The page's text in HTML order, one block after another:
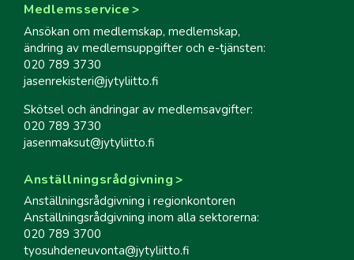
Medlemsservice
Ansökan om medlemskap, medlemskap,
ändring av medlemsuppgifter och e-tjänsten:
020 789 3730
jasenrekisteri@jytyliitto.fi
Skötsel och ändringar av medlemsavgifter:
020 789 3730
jasenmaksut@jytyliitto.fi
Anställningsrådgivning
Anställningsrådgivning i regionkontoren
Anställningsrådgivning inom alla sektorerna:
020 789 3700
tyosuhdeneuvonta@jytyliitto.fi